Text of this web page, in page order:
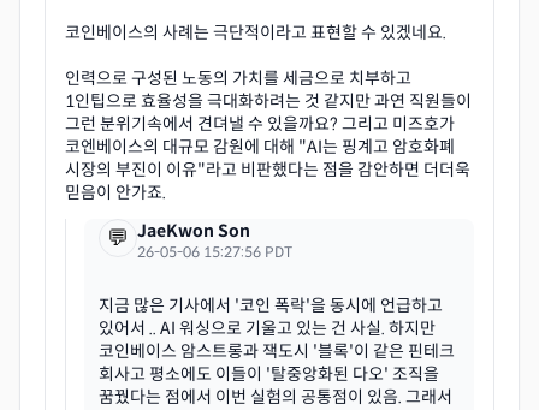
코인베이스의 사례는 극단적이라고 표현할 수 있겠네요.
인력으로 구성된 노동의 가치를 세금으로 치부하고
1인팁으로 효율성을 극대화하려는 것 같지만 과연 직원들이
그런 분위기속에서 견뎌낼 수 있을까요? 그리고 미즈호가
코엔베이스의 대규모 감원에 대해 "AI는 핑계고 암호화폐
시장의 부진이 이유"라고 비판했다는 점을 감안하면 더더욱
💬 JaeKwon Son
26-05-06 15:27:56 PDT
지금 많은 기사에서 '코인 폭락'을 동시에 언급하고
있어서 .. AI 워싱으로 기울고 있는 건 사실. 하지만
코인베이스 암스트롱과 잭도시 '블록'이 같은 핀테크
회사고 평소에도 이들이 '탈중앙화된 다오' 조직을
꿈꿨다는 점에서 이번 실험의 공통점이 있음. 그래서